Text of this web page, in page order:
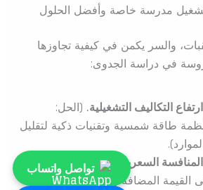
مدرسة خاصة وأفضل الحلول
والسر يكمن في كيفية تجاوزها
في دراسة الجدوى:
(الحل:
طاقة شمسية وتقنيات ذكية لتقليل
(الحل:
القيمة المضافة والأثر والنتائج
تواصل واتساب